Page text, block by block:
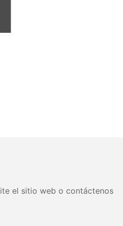
el sitio web o contáctenos